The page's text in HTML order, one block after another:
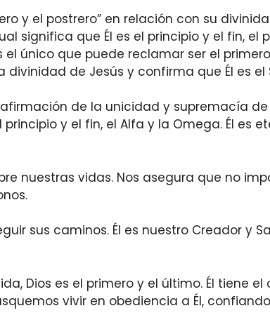
y el postrero” en relación con su
significa que Él es el principio y el fin, el
único que puede reclamar ser el
de Jesús y confirma que Él es el
de la unicidad y supremacía de
y el fin, el Alfa y la Omega. Él es
nuestras vidas. Nos asegura que no
sus caminos. Él es nuestro Creador y
Dios es el primero y el último. Él tiene
vivir en obediencia a Él,